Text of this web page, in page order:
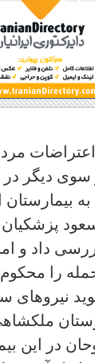
اعتراضات
سوی دیگر
بیمارستان
مسعود
داد و
را
نیروهای
در این